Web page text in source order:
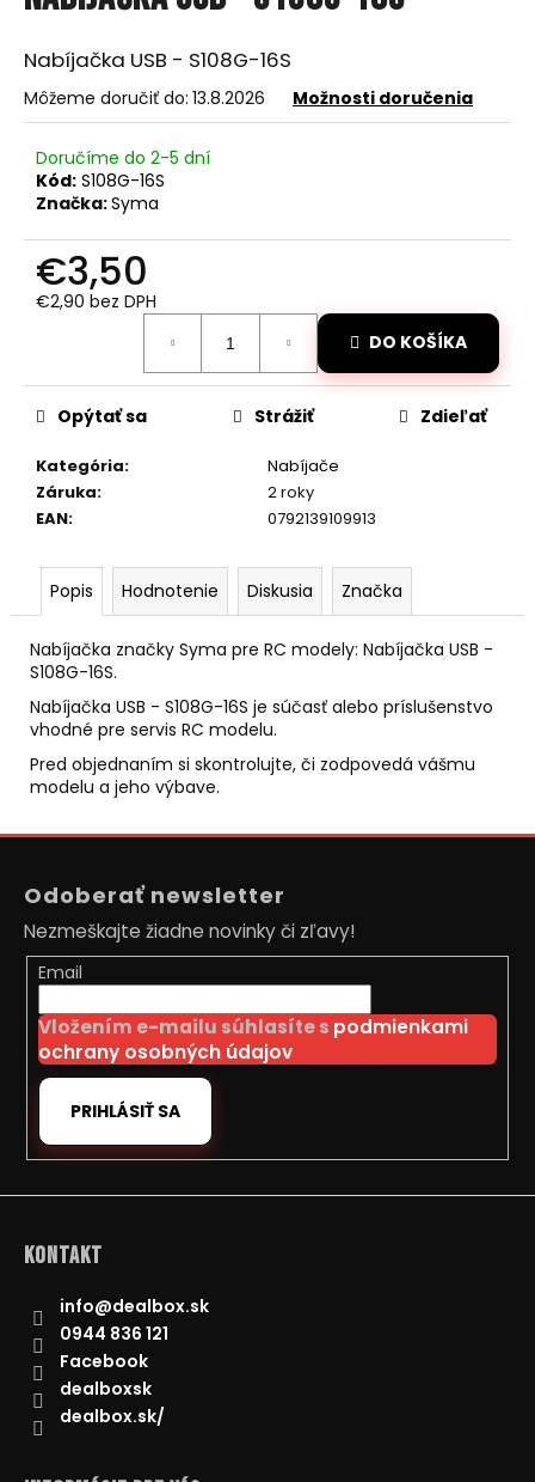
z
5
hviezdičiek.
Nabíjačka USB - S108G-16S
Môžeme doručiť do: 13.8.2026 Možnosti doručenia
Doručíme do 2-5 dní
Kód: S108G-16S
Značka:Syma
€3,50
€2,90 bez DPH
DO KOŠÍKA
Kategória:
Nabíjače
Záruka:
2 roky
EAN: 0792139109913
Opýtať sa Strážiť Zdieľať
Popis Hodnotenie Diskusia Značka
Nabíjačka značky Syma pre RC modely: Nabíjačka USB -
S108G-16S.
Nabíjačka USB - S108G-16S je súčasť alebo príslušenstvo
vhodné pre servis RC modelu.
Pred objednaním si skontrolujte, či zodpovedá vášmu
modelu a jeho výbave.
j
s
ť
O
e
DIAĽKOVO
OVLÁDANÝ
JCB
TRAKTOR
BAGER
1:20
2,4GHZ
Pôvodne:
€66
Odoberať newsletter
Nezmeškajte žiadne novinky či zľavy!
Email
Vložením e-mailu súhlasíte s podmienkami
ochrany osobných údajov
PRIHLÁSIŤ SA
Kontakt
info@dealbox.sk
0944 836 121
Facebook
dealboxsk
dealbox.sk/